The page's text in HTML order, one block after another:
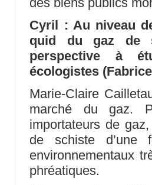
Cyril : Au niveau
quid du gaz de
perspective à
écologistes
Marie-Claire
marché du gaz.
importateurs de
de schiste d’une
environnementaux
phréatiques.